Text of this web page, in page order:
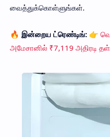
வைத்துக்கொள்ளுங்கள்.
🔥 இன்றைய ட்ரெண்டிங்: 👉
அமேசானில் ₹7,119 அதிரடி